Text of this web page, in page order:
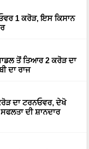
1 ਕਰੋੜ, ਇਸ ਕਿਸਾਨ
ਤੋਂ ਤਿਆਰ 2 ਕਰੋੜ ਦਾ
ਦਾ ਰਾਜ
ਦਾ ਟਰਨਓਵਰ, ਦੇਖੋ
ਦੀ ਸ਼ਾਨਦਾਰ